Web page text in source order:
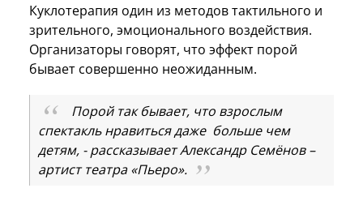
Куклотерапия один из методов тактильного и
зрительного, эмоционального воздействия.
Организаторы говорят, что эффект порой
бывает совершенно неожиданным.
Порой так бывает, что взрослым
спектакль нравиться даже больше чем
детям, - рассказывает Александр Семёнов –
артист театра «Пьеро».